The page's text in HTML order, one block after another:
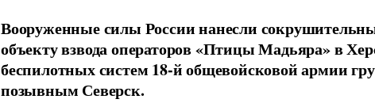
Вооруженные силы России нанесли
объекту взвода операторов «Птицы Мадьяра» в
беспилотных систем 18-й общевойсковой армии
позывным Северск.